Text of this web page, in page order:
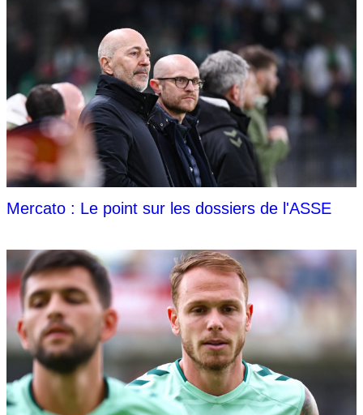
Mercato : Le point sur les dossiers de l'ASSE